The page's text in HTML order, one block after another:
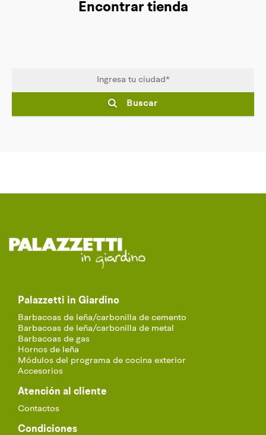
Encontrar tienda
Buscar
Palazzetti in Giardino
Barbacoas de leña/carbonilla de cemento
Barbacoas de leña/carbonilla de metal
Barbacoas de gas
Hornos de leña
Módulos del programa de cocina exterior
Accesorios
Atención al cliente
Contactos
Condiciones